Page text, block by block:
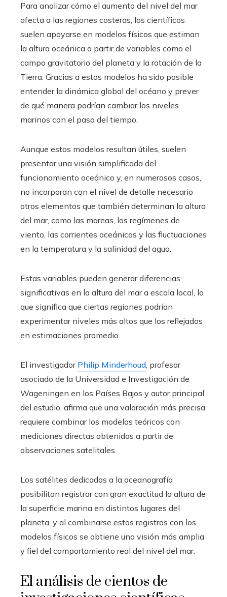
Para analizar cómo el aumento del nivel del mar
afecta a las regiones costeras, los científicos
suelen apoyarse en modelos físicos que estiman
la altura oceánica a partir de variables como el
campo gravitatorio del planeta y la rotación de la
Tierra. Gracias a estos modelos ha sido posible
entender la dinámica global del océano y prever
de qué manera podrían cambiar los niveles
marinos con el paso del tiempo.
Aunque estos modelos resultan útiles, suelen
presentar una visión simplificada del
funcionamiento oceánico y, en numerosos casos,
no incorporan con el nivel de detalle necesario
otros elementos que también determinan la altura
del mar, como las mareas, los regímenes de
viento, las corrientes oceánicas y las fluctuaciones
en la temperatura y la salinidad del agua.
Estas variables pueden generar diferencias
significativas en la altura del mar a escala local, lo
que significa que ciertas regiones podrían
experimentar niveles más altos que los reflejados
en estimaciones promedio.
El investigador Philip Minderhoud, profesor
asociado de la Universidad e Investigación de
Wageningen en los Países Bajos y autor principal
del estudio, afirma que una valoración más precisa
requiere combinar los modelos teóricos con
mediciones directas obtenidas a partir de
observaciones satelitales.
Los satélites dedicados a la oceanografía
posibilitan registrar con gran exactitud la altura de
la superficie marina en distintos lugares del
planeta, y al combinarse estos registros con los
modelos físicos se obtiene una visión más amplia
y fiel del comportamiento real del nivel del mar.
El análisis de cientos de